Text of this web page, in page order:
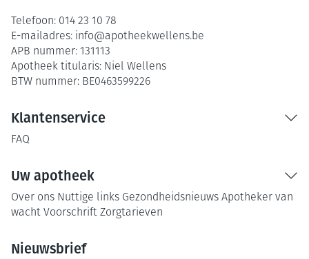
Telefoon: 014 23 10 78
E-mailadres: info@apotheekwellens.be
APB nummer: 131113
Apotheek titularis: Niel Wellens
BTW nummer: BE0463599226
Klantenservice
FAQ
Uw apotheek
Over ons Nuttige links Gezondheidsnieuws Apotheker van
wacht Voorschrift Zorgtarieven
Nieuwsbrief